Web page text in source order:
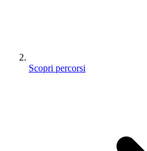
Scopri percorsi